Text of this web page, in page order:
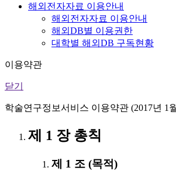
해외전자자료 이용안내
해외전자자료 이용안내
해외DB별 이용권한
대학별 해외DB 구독현황
이용약관
닫기
학술연구정보서비스 이용약관 (2017년 1
제 1 장 총칙
제 1 조 (목적)